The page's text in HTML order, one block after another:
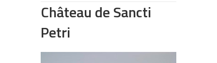
Château de Sancti
Petri